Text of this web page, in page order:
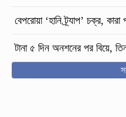
বেপরোয়া ‘হানি ট্র্যাপ’ চক্র,
টানা ৫ দিন অনশনের পর বিয়ে,